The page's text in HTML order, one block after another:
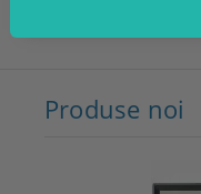
Produse noi